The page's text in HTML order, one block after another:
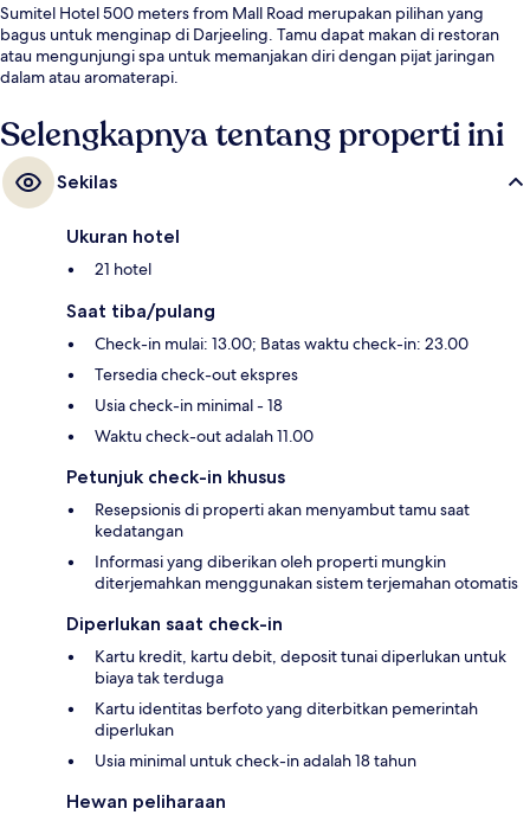
Sumitel Hotel 500 meters from Mall Road merupakan pilihan yang
bagus untuk menginap di Darjeeling. Tamu dapat makan di restoran
atau mengunjungi spa untuk memanjakan diri dengan pijat jaringan
dalam atau aromaterapi.
Selengkapnya tentang properti ini
Sekilas
Ukuran hotel
21 hotel
Saat tiba/pulang
Check-in mulai: 13.00; Batas waktu check-in: 23.00
Tersedia check-out ekspres
Usia check-in minimal - 18
Waktu check-out adalah 11.00
Petunjuk check-in khusus
Resepsionis di properti akan menyambut tamu saat
kedatangan
Informasi yang diberikan oleh properti mungkin
diterjemahkan menggunakan sistem terjemahan otomatis
Diperlukan saat check-in
Kartu kredit, kartu debit, deposit tunai diperlukan untuk
biaya tak terduga
Kartu identitas berfoto yang diterbitkan pemerintah
diperlukan
Usia minimal untuk check-in adalah 18 tahun
Hewan peliharaan